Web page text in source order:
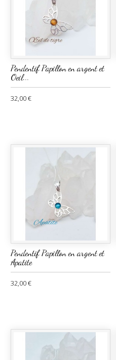
Pendentif Papillon en argent et
Oeil...
32,00 €
Pendentif Papillon en argent et
Apatite
32,00 €